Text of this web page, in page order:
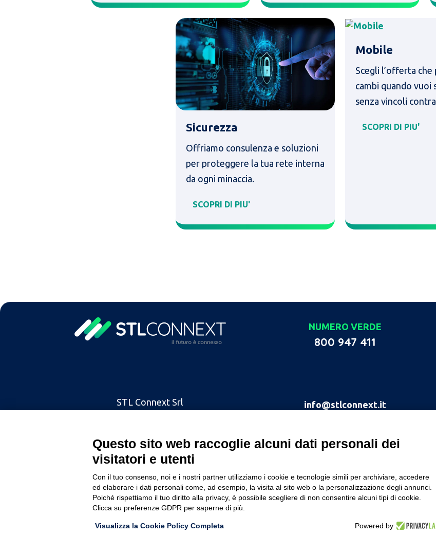
Sicurezza
Offriamo consulenza e soluzioni
per proteggere la tua rete interna
da ogni minaccia.
SCOPRI DI PIU'
Mobile
Scegli l’offerta che
cambi quando vuoi
senza vincoli
SCOPRI DI PIU'
STL Connext Srl
Capitale sociale € 50.000
REA: 470204 - PIVA: 02685480986
NUMERO VERDE
800 947 411
info@stlconnext.it
Assistenza Tecnica
Questo sito web raccoglie alcuni dati personali dei
visitatori e utenti
Con il tuo consenso, noi e i nostri partner utilizziamo i cookie e tecnologie simili per archiviare, accedere
ed elaborare i dati personali come, ad esempio, la visita al sito web o la personalizzazione degli annunci.
Poiché rispettiamo il tuo diritto alla privacy, è possibile scegliere di non consentire alcuni tipi di cookie.
Clicca su preferenze GDPR per saperne di più.
Visualizza la Cookie Policy Completa Powered by